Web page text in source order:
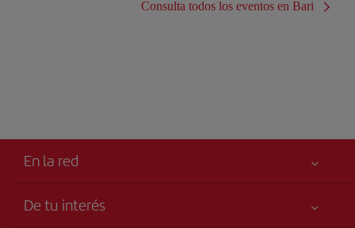
Consulta todos los eventos en Bari
En la red
De tu interés